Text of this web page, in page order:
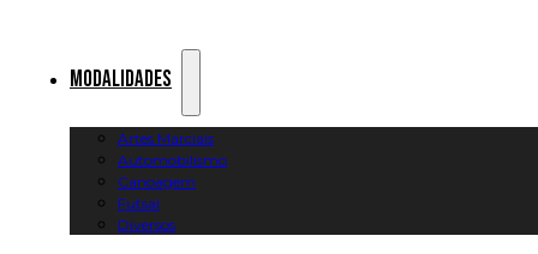
Modalidades
Artes Marciais
Automobilismo
Canoagem
Futsal
Diversos